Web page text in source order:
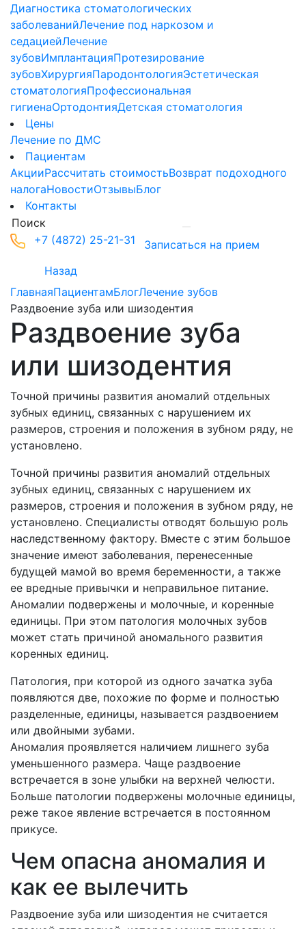
Диагностика стоматологических
заболеванийЛечение под наркозом и
седациейЛечение
зубовИмплантацияПротезирование
зубовХирургияПародонтологияЭстетическая
стоматологияПрофессиональная
гигиенаОртодонтияДетская стоматология
Цены
Лечение по ДМС
Пациентам
АкцииРассчитать стоимостьВозврат подоходного
налогаНовостиОтзывыБлог
Контакты
+7 (4872) 25-21-31
Записаться на прием
Назад
ГлавнаяПациентамБлогЛечение зубов
Раздвоение зуба или шизодентия
Раздвоение зуба
или шизодентия
Точной причины развития аномалий отдельных
зубных единиц, связанных с нарушением их
размеров, строения и положения в зубном ряду, не
установлено.
Точной причины развития аномалий отдельных
зубных единиц, связанных с нарушением их
размеров, строения и положения в зубном ряду, не
установлено. Специалисты отводят большую роль
наследственному фактору. Вместе с этим большое
значение имеют заболевания, перенесенные
будущей мамой во время беременности, а также
ее вредные привычки и неправильное питание.
Аномалии подвержены и молочные, и коренные
единицы. При этом патология молочных зубов
может стать причиной аномального развития
коренных единиц.
Патология, при которой из одного зачатка зуба
появляются две, похожие по форме и полностью
разделенные, единицы, называется раздвоением
или двойными зубами.
Аномалия проявляется наличием лишнего зуба
уменьшенного размера. Чаще раздвоение
встречается в зоне улыбки на верхней челюсти.
Больше патологии подвержены молочные единицы,
реже такое явление встречается в постоянном
прикусе.
Чем опасна аномалия и
как ее вылечить
Раздвоение зуба или шизодентия не считается